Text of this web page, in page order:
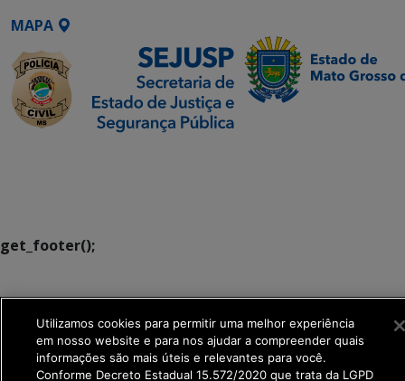
MAPA
get_footer();
Utilizamos cookies para permitir uma melhor experiência
em nosso website e para nos ajudar a compreender quais
informações são mais úteis e relevantes para você.
Conforme Decreto Estadual 15.572/2020 que trata da LGPD